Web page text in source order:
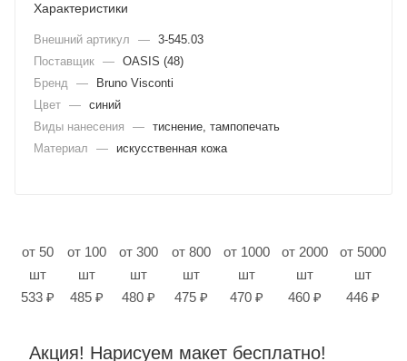
Характеристики
Внешний артикул — 3-545.03
Поставщик — OASIS (48)
Бренд
—
Bruno Visconti
Цвет — синий
Виды нанесения
— тиснение, тампопечать
Материал
— искусственная кожа
от 50
шт
533 ₽
от 100
шт
485 ₽
от 300
шт
480 ₽
от 800
шт
475 ₽
от 1000
шт
470 ₽
от 2000
шт
460 ₽
от 5000
шт
446 ₽
Акция! Нарисуем макет бесплатно!